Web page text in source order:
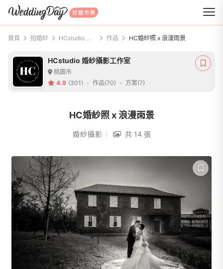
WeddingDay 好婚市集
首頁 拍婚紗 HCstudio 婚紗攝影工作室 作品 HC婚紗照 x 浪漫雨景
HCstudio 婚紗攝影工作室
桃園市
4.9 (301) 作品(70) 方案(7)
HC婚紗照 x 浪漫雨景
婚紗攝影 共 14 張